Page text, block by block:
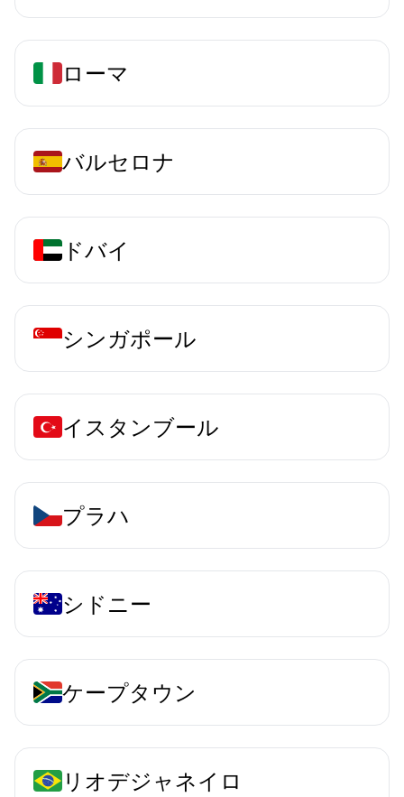
ローマ
バルセロナ
ドバイ
シンガポール
イスタンブール
プラハ
シドニー
ケープタウン
リオデジャネイロ